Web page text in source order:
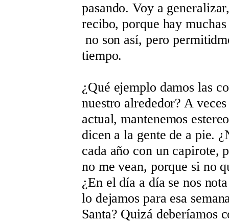
pasando. Voy a
recibo, porque hay
no son así, pero
tiempo.
¿Qué ejemplo damos las
nuestro alrededor? A
actual, mantenemos
dicen a la gente de a pie.
cada año con un capirote,
no me vean, porque si no
¿En el día a día se nos
lo dejamos para esa
Santa? Quizá deberíamos